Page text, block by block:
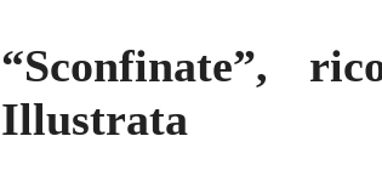
“Sconfinate”,
Illustrata